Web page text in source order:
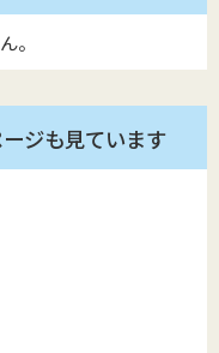
。
ジも見ています